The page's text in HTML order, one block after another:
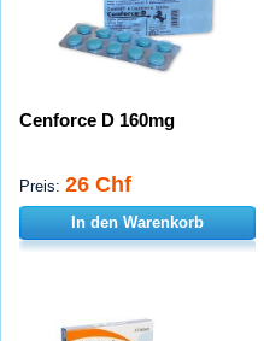
Cenforce D 160mg
Preis: 26 Chf
In den Warenkorb